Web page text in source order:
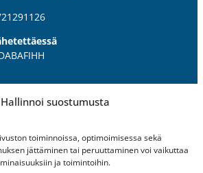
Hallinnoi suostumusta
toiminnoissa, optimoimisessa sekä
jättäminen tai peruuttaminen voi vaikuttaa
ja toimintoihin.